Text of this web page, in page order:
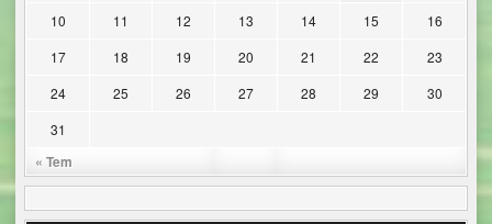
« Tem
10
11 12 13 14 15
16
17
18 19 20 21 22
23
24
25 26 27 28 29
30
31